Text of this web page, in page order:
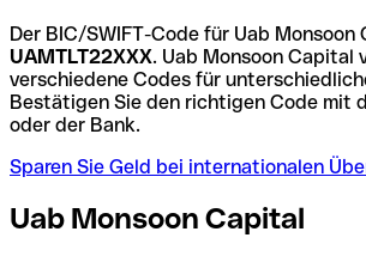
Der BIC/SWIFT-Code für Uab Monsoon
UAMTLT22XXX. Uab Monsoon Capital
verschiedene Codes für
Bestätigen Sie den richtigen Code mit
oder der Bank.
Sparen Sie Geld bei internationalen
Uab Monsoon Capital